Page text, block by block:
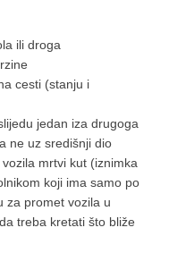
ili droga
cesti (stanju i
jedan iza drugoga
ne uz središnji dio
mrtvi kut (iznimka
koji ima samo po
za promet vozila u
treba kretati što bliže